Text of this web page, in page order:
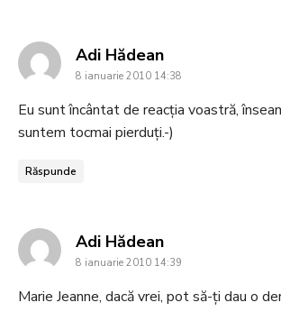
Adi Hădeansays:
8 ianuarie 2010 14:38
Eu sunt încântat de reacția voastră,
suntem tocmai pierduți.-)
Răspunde
Adi Hădeansays:
8 ianuarie 2010 14:39
Marie Jeanne, dacă vrei, pot să-ți dau o